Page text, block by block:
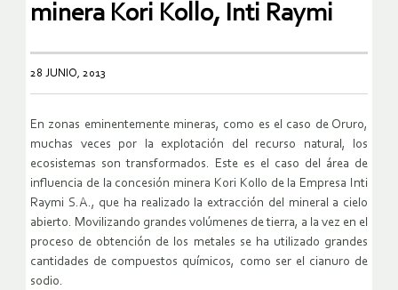
minera Kori Kollo, Inti Raymi
28 JUNIO, 2013
En zonas eminentemente mineras, como es el caso de Oruro,
muchas veces por la explotación del recurso natural, los
ecosistemas son transformados. Este es el caso del área de
influencia de la concesión minera Kori Kollo de la Empresa Inti
Raymi S.A., que ha realizado la extracción del mineral a cielo
abierto. Movilizando grandes volúmenes de tierra, a la vez en el
proceso de obtención de los metales se ha utilizado grandes
cantidades de compuestos químicos, como ser el cianuro de
sodio.